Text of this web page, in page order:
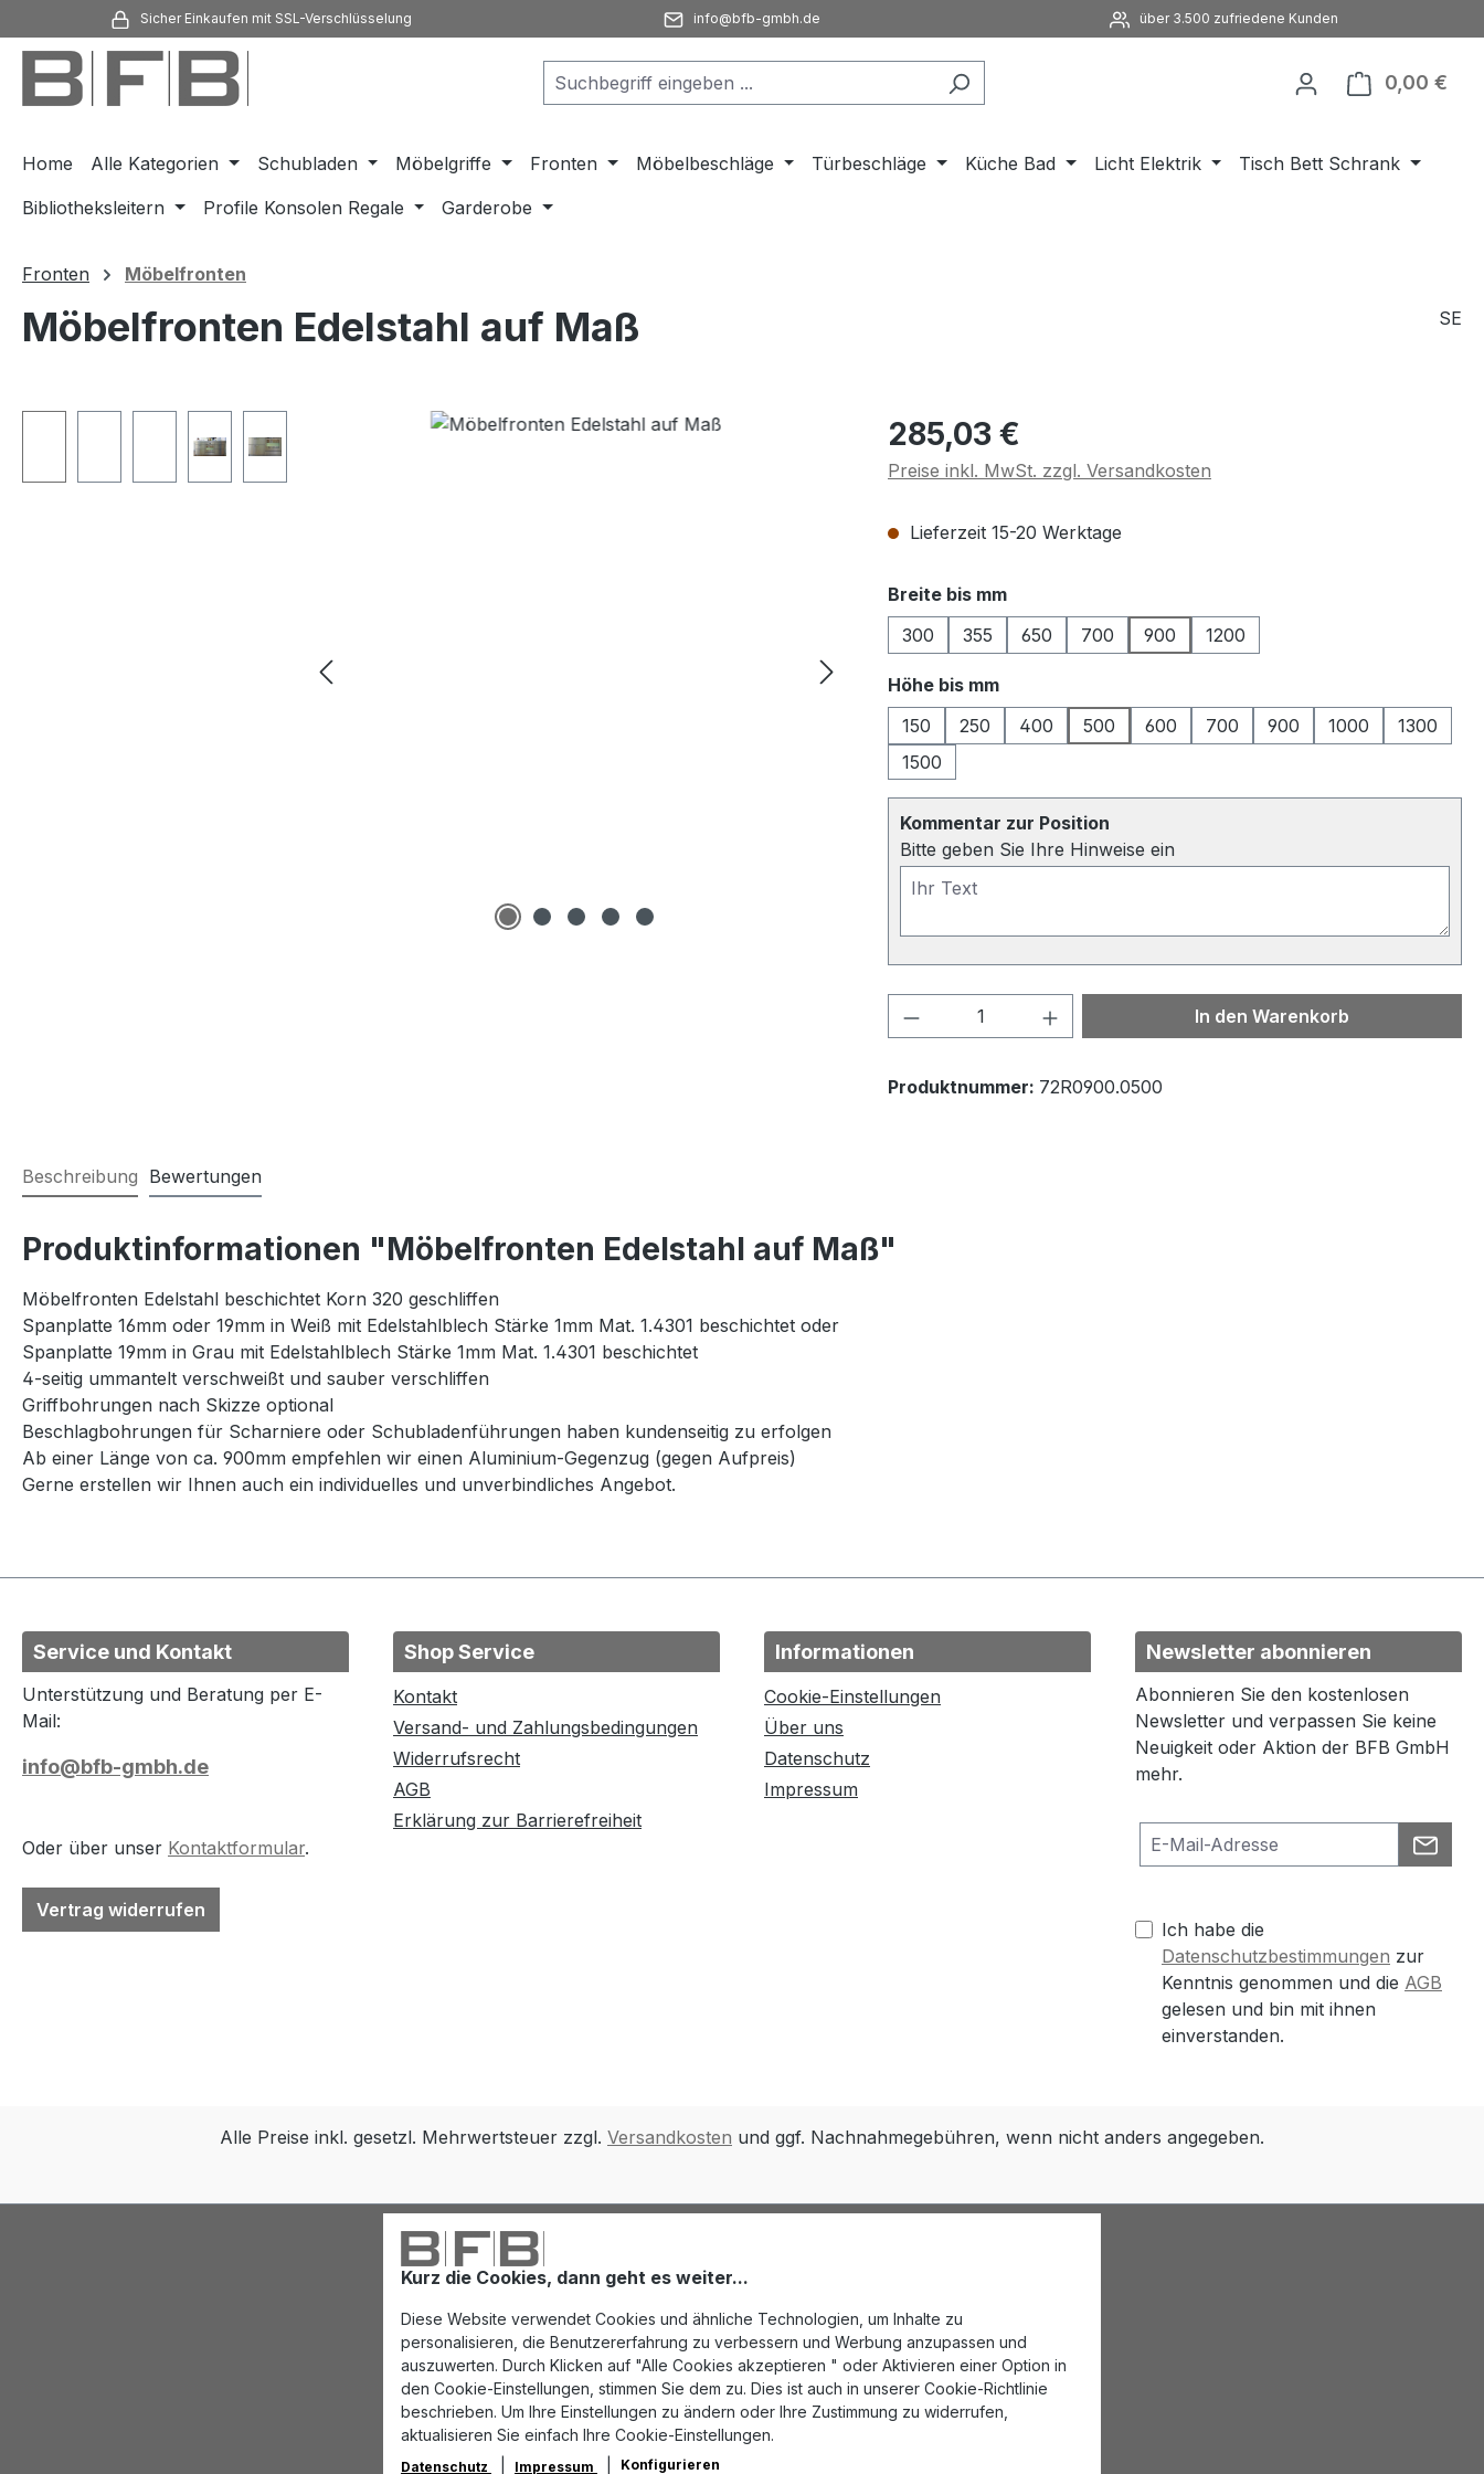
Hauptinhalt springen
Zur Suche springen
Zur Hauptnavigation springen
Sicher Einkaufen mit SSL-Verschlüsselung info@bfb-gmbh.de über 3.500 zufriedene Kunden
0,00 €
Home Alle Kategorien Schubladen Möbelgriffe Fronten Möbelbeschläge Türbeschläge Küche Bad Licht Elektrik
Tisch Bett Schrank
Bibliotheksleitern
Profile Konsolen Regale Garderobe
Kurz die Cookies, dann geht es weiter...
Diese Website verwendet Cookies und ähnliche Technologien, um Inhalte zu
personalisieren, die Benutzererfahrung zu verbessern und Werbung anzupassen und
auszuwerten. Durch Klicken auf "Alle Cookies akzeptieren " oder Aktivieren einer Option in
den Cookie-Einstellungen, stimmen Sie dem zu. Dies ist auch in unserer Cookie-Richtlinie
beschrieben. Um Ihre Einstellungen zu ändern oder Ihre Zustimmung zu widerrufen,
aktualisieren Sie einfach Ihre Cookie-Einstellungen.
Datenschutz Impressum Konfigurieren
Fronten Möbelfronten
Möbelfronten Edelstahl auf Maß SE
Regulärer Preis:
285,03 €
Preise inkl. MwSt. zzgl. Versandkosten
Lieferzeit 15-20 Werktage
Breite bis mmauswählen
300
355 650 700 900 1200
Höhe bis mmauswählen
150
250 400 500 600 700 900 1000
1300
1500
Kommentar zur Position
Bitte geben Sie Ihre Hinweise ein
Produkt Anzahl: Gib den gewünschten Wert
In den Warenkorb
Produktnummer: 72R0900.0500
Beschreibung Bewertungen
Produktinformationen "Möbelfronten Edelstahl auf Maß"
Möbelfronten Edelstahl beschichtet Korn 320 geschliffen
Spanplatte 16mm oder 19mm in Weiß mit Edelstahlblech Stärke 1mm Mat. 1.4301 beschichtet oder
Spanplatte 19mm in Grau mit Edelstahlblech Stärke 1mm Mat. 1.4301 beschichtet
4-seitig ummantelt verschweißt und sauber verschliffen
Griffbohrungen nach Skizze optional
Beschlagbohrungen für Scharniere oder Schubladenführungen haben kundenseitig zu erfolgen
Ab einer Länge von ca. 900mm empfehlen wir einen Aluminium-Gegenzug (gegen Aufpreis)
Gerne erstellen wir Ihnen auch ein individuelles und unverbindliches Angebot.
Service und Kontakt
Unterstützung und Beratung per E-
Mail:
info@bfb-gmbh.de
Oder über unser Kontaktformular.
Vertrag widerrufen
Shop Service
Kontakt
Versand- und Zahlungsbedingungen
Widerrufsrecht
AGB
Erklärung zur Barrierefreiheit
Informationen
Cookie-Einstellungen
Über uns
Datenschutz
Impressum
Newsletter abonnieren
Abonnieren Sie den kostenlosen
Newsletter und verpassen Sie keine
Neuigkeit oder Aktion der BFB GmbH
mehr.
Ich habe die
Datenschutzbestimmungen zur
Kenntnis genommen und die AGB
gelesen und bin mit ihnen
einverstanden.
Alle Preise inkl. gesetzl. Mehrwertsteuer zzgl. Versandkosten und ggf. Nachnahmegebühren, wenn nicht anders angegeben.